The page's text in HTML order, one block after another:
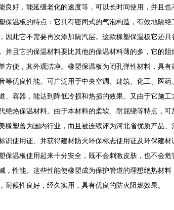
良好，能延缓老化的速度等，可以长时间使用，并且也
保温板的特点：它具有密闭式的气泡构造，有效地隔
因此它不需要再次添加隔汽层。这款橡塑保温板它还
并且它的保温材料要比其他的保温材料薄的多，它的
方便，其外观洁净。橡塑保温板为闭孔弹性材料，具
等优良性能。可广泛用于中央空调、建筑、化工、医
、容器，能达到降低冷损和热损的效果。又由于它施
绝热保温材料。由于本材料的柔软、耐屈绕等特点，
橡塑曾为国内行业，而且被连续评为河北省优质产品
识使用证、并获得建材防火环保标志使用证及环保建材
保温板使用起来十分安全，既不会刺激皮肤，也不会
，性能。这些性能使橡塑成为保护管道的理想绝热材
耐候性良好，经久实用，具有优良的防火阻燃效果。